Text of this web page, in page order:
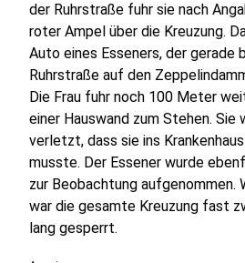
der Ruhrstraße fuhr sie nach
roter Ampel über die Kreuzung.
Auto eines Esseners, der gerade
Ruhrstraße auf den
Die Frau fuhr noch 100 Meter
einer Hauswand zum Stehen. Sie
verletzt, dass sie ins
musste. Der Essener wurde
zur Beobachtung aufgenommen.
war die gesamte Kreuzung fast
lang gesperrt.